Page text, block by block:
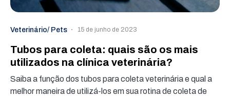
Veterinário/ Pets 15 de junho de 2023
Tubos para coleta: quais são os mais
utilizados na clínica veterinária?
Saiba a função dos tubos para coleta veterinária e qual a
melhor maneira de utilizá-los em sua rotina de coleta de